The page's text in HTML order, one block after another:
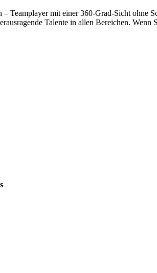
Teamplayer mit einer 360-Grad-Sicht ohne
Talente in allen Bereichen. Wenn